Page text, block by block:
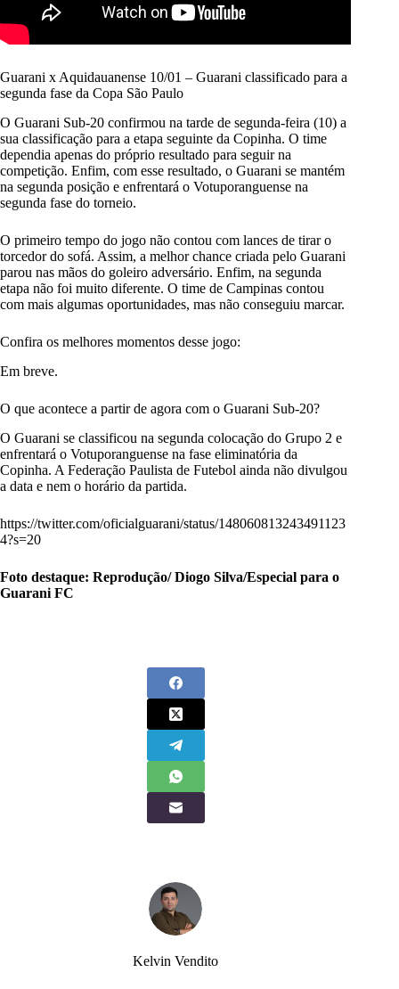
Guarani x Aquidauanense 10/01 – Guarani classificado para a
segunda fase da Copa São Paulo
O Guarani Sub-20 confirmou na tarde de segunda-feira (10) a
sua classificação para a etapa seguinte da Copinha. O time
dependia apenas do próprio resultado para seguir na
competição. Enfim, com esse resultado, o Guarani se mantém
na segunda posição e enfrentará o Votuporanguense na
segunda fase do torneio.
O primeiro tempo do jogo não contou com lances de tirar o
torcedor do sofá. Assim, a melhor chance criada pelo Guarani
parou nas mãos do goleiro adversário. Enfim, na segunda
etapa não foi muito diferente. O time de Campinas contou
com mais algumas oportunidades, mas não conseguiu marcar.
Confira os melhores momentos desse jogo:
Em breve.
O que acontece a partir de agora com o Guarani Sub-20?
O Guarani se classificou na segunda colocação do Grupo 2 e
enfrentará o Votuporanguense na fase eliminatória da
Copinha. A Federação Paulista de Futebol ainda não divulgou
a data e nem o horário da partida.
https://twitter.com/oficialguarani/status/148060813243491123
4?s=20
Foto destaque: Reprodução/ Diogo Silva/Especial para o
Guarani FC
Kelvin Vendito